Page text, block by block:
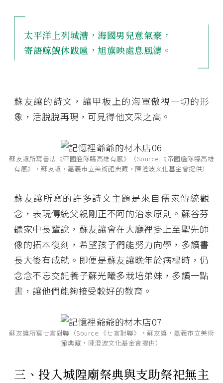
太平洋上列城漕，海國男兒意氣豪，
寄語鯨鯢休跋扈，旭旗映處息風濤。
蘇友讓的詩文，讓甲板上的海軍傲視一切的形
象，活脫脫再現，可見得他文采之高。
蘇友讓所寫書法《帝國艦隊臨高雄有感》（Source:《帝國艦隊臨高雄
有感》，蘇友讓，嘉義市立美術館典藏，陳澄波文化基金會提供）
蘇友讓所寫的許多詩文主題是來自儒家傳統觀
念，表現傳統父親剛正不阿的治家原則。蘇谷芬
聽家中長輩說，蘇友讓會在大廳裡掛上至聖先師
像的拓本復刻，希望孩子們能努力向學，多讀書
長大後有成就。即便是蘇友讓晚年於病榻時，仍
念念不忘交託養子蘇光曦多栽培弟妹，多讀一點
書，讓他們能夠接受較好的教育。
蘇友讓所寫七言對聯（Source:《七言對聯》，蘇友讓，嘉義市立美術
館典藏，陳澄波文化基金會提供）
三、投入城隍廟祭典與支助祭祀無主